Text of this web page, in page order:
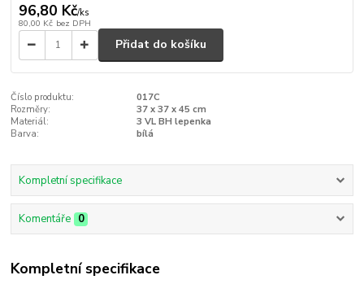
96,80 Kč/ks
80,00 Kč bez DPH
Přidat do košíku
Číslo produktu:
017C
Rozměry:
37 x 37 x 45 cm
Materiál:
3 VL BH lepenka
Barva:
bílá
Kompletní specifikace
Komentáře 0
Kompletní specifikace